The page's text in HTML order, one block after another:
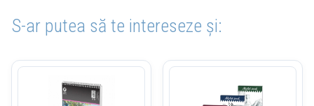
S-ar putea să te intereseze și: